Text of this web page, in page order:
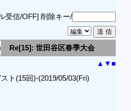
受信/OFF] 削除キー/
Re[15]: 世田谷区春季大会
▲ ▼■
ト(15回)-(2019/05/03(Fri)